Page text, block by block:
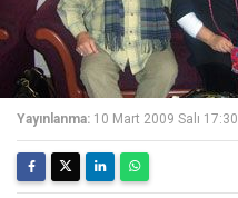
Yayınlanma: 10 Mart 2009 Salı 17:30